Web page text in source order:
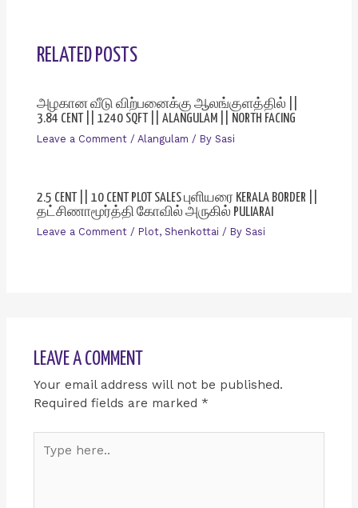
RELATED POSTS
அழகான வீடு விற்பனைக்கு ஆலங்குளத்தில் ||
3.84 CENT || 1240 SQFT || ALANGULAM || NORTH FACING
Leave a Comment / Alangulam / By Sasi
2.5 CENT || 10 CENT PLOT SALES புளியரை KERALA BORDER ||
தட்சிணாமூர்த்தி கோவில் அருகில் PULIARAI
Leave a Comment / Plot, Shenkottai / By Sasi
LEAVE A COMMENT
Your email address will not be published.
Required fields are marked *
here..